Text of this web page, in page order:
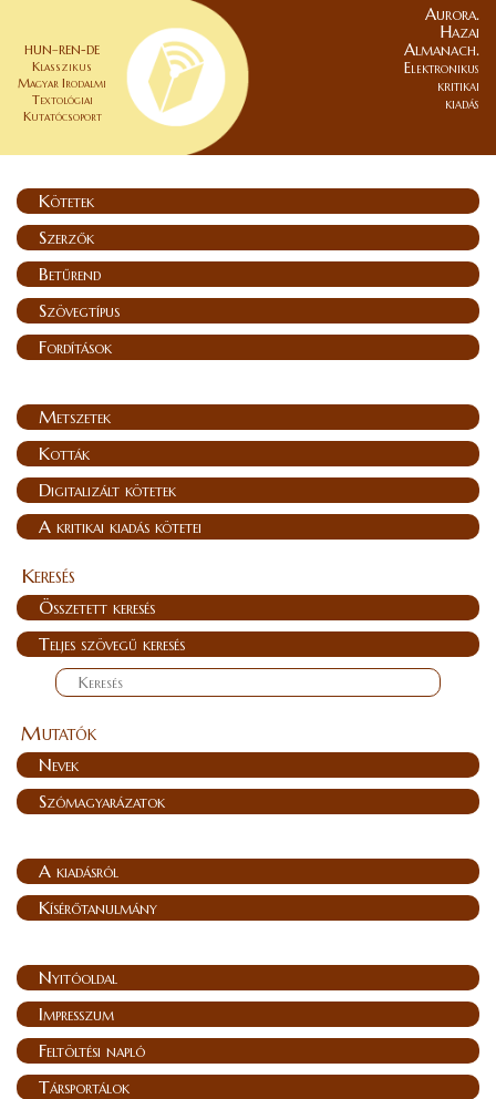
HUN–REN-DE
Klasszikus
Magyar Irodalmi
Textológiai
Kutatócsoport
Aurora.
Hazai
Almanach.
Elektronikus
kritikai
kiadás
Kötetek
Szerzők
Betűrend
Szövegtípus
Fordítások
Metszetek
Kották
Digitalizált kötetek
A kritikai kiadás kötetei
Keresés
Összetett keresés
Teljes szövegű keresés
Mutatók
Nevek
Szómagyarázatok
A kiadásról
Kísérőtanulmány
Nyitóoldal
Impresszum
Feltöltési napló
Társportálok